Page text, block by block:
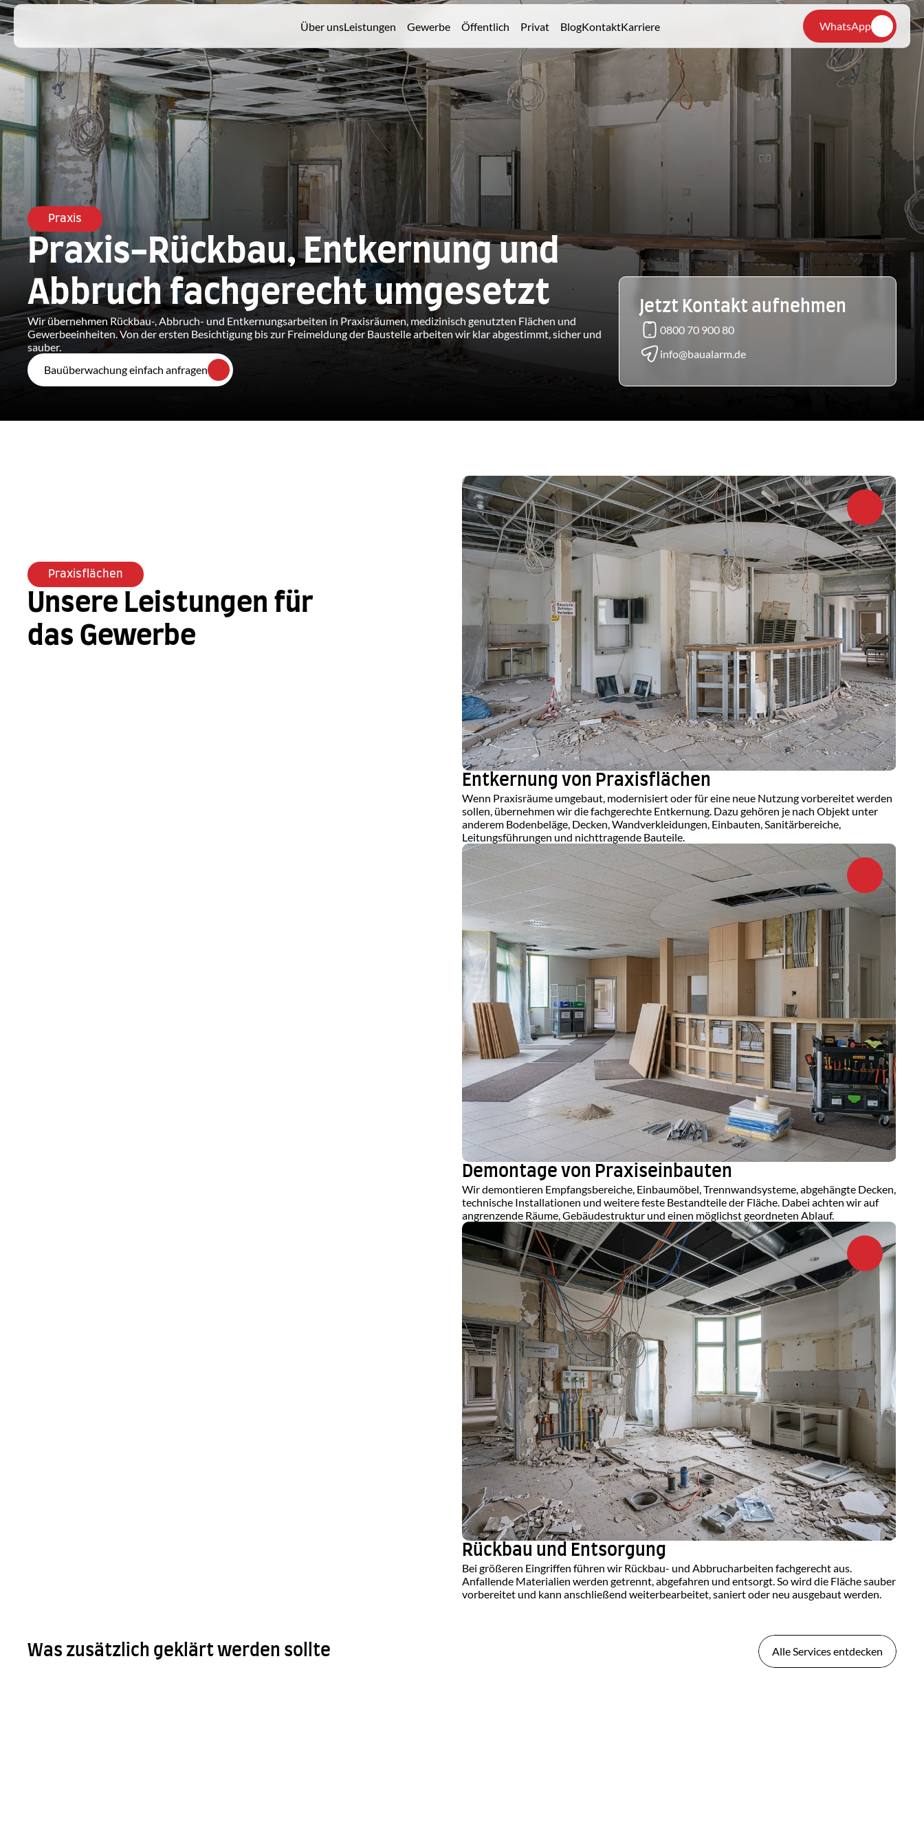
Über unsLeistungen Gewerbe Öffentlich Privat BlogKontaktKarriere WhatsApp
Praxis
Praxis-Rückbau, Entkernung und
Abbruch fachgerecht umgesetzt
Wir übernehmen Rückbau-, Abbruch- und Entkernungsarbeiten in Praxisräumen, medizinisch genutzten Flächen und
Gewerbeeinheiten. Von der ersten Besichtigung bis zur Freimeldung der Baustelle arbeiten wir klar abgestimmt, sicher und
sauber.
Bauüberwachung einfach anfragen
Jetzt Kontakt aufnehmen
0800 70 900 80
info@baualarm.de
Praxisflächen
Unsere Leistungen für
das Gewerbe
Entkernung von Praxisflächen
Wenn Praxisräume umgebaut, modernisiert oder für eine neue Nutzung vorbereitet werden
sollen, übernehmen wir die fachgerechte Entkernung. Dazu gehören je nach Objekt unter
anderem Bodenbeläge, Decken, Wandverkleidungen, Einbauten, Sanitärbereiche,
Leitungsführungen und nichttragende Bauteile.
Demontage von Praxiseinbauten
Wir demontieren Empfangsbereiche, Einbaumöbel, Trennwandsysteme, abgehängte Decken,
technische Installationen und weitere feste Bestandteile der Fläche. Dabei achten wir auf
angrenzende Räume, Gebäudestruktur und einen möglichst geordneten Ablauf.
Rückbau und Entsorgung
Bei größeren Eingriffen führen wir Rückbau- und Abbrucharbeiten fachgerecht aus.
Anfallende Materialien werden getrennt, abgefahren und entsorgt. So wird die Fläche sauber
vorbereitet und kann anschließend weiterbearbeitet, saniert oder neu ausgebaut werden.
Was zusätzlich geklärt werden sollte Alle Services entdecken